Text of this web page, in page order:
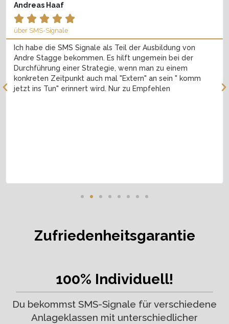
Andreas Haaf
    
über SMS-Signale
Ich habe die SMS Signale als Teil der Ausbildung von
Andre Stagge bekommen. Es hilft ungemein bei der
Durchführung einer Strategie, wenn man zu einem
konkreten Zeitpunkt auch mal "Extern" an sein " komm
jetzt ins Tun" erinnert wird. Nur zu Empfehlen
Zufriedenheitsgarantie
100% Individuell!
Du bekommst SMS-Signale für verschiedene
Anlageklassen mit unterschiedlicher